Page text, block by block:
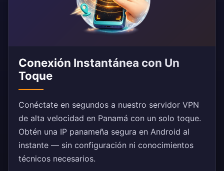
Conexión Instantánea con Un
Toque
Conéctate en segundos a nuestro servidor VPN
de alta velocidad en Panamá con un solo toque.
Obtén una IP panameña segura en Android al
instante — sin configuración ni conocimientos
técnicos necesarios.